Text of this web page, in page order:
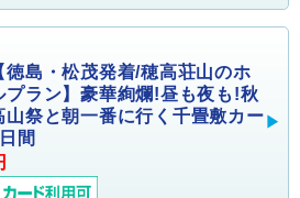
島・松茂発着/穂高荘山のホ
プラン】豪華絢爛!昼も夜も!秋
山祭と朝一番に行く千畳敷カー
間